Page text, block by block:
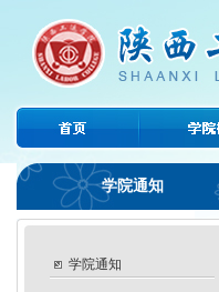
学院通知
学院通知